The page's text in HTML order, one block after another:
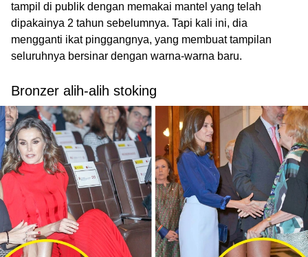
tampil di publik dengan memakai mantel yang telah
dipakainya 2 tahun sebelumnya. Tapi kali ini, dia
mengganti ikat pinggangnya, yang membuat tampilan
seluruhnya bersinar dengan warna-warna baru.
Bronzer alih-alih stoking